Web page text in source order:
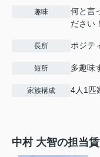
趣味
何と言
ださい！
長所 ポジテ
短所 多趣味
家族構成 4人1匹
中村 大智の担当